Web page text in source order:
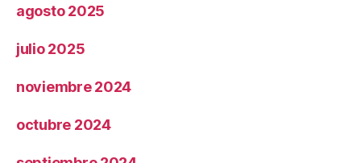
agosto 2025
julio 2025
noviembre 2024
octubre 2024